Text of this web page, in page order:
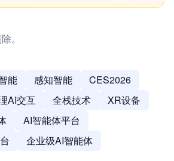
。
能 感知智能
CES2026
AI交互 全栈技术
XR设备
AI智能体平台
企业级AI智能体